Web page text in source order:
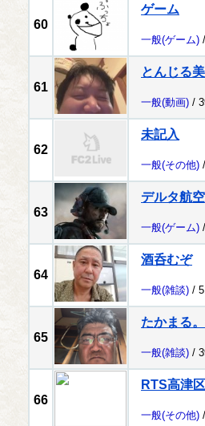
60
ゲーム
一般(ゲーム)
61
とんじる
一般(動画) /
62
未記入
一般(その他)
63
デルタ航空
一般(ゲーム)
64
酒呑むぞ
一般(雑談) /
65
たかまる
一般(雑談) /
66
RTS高津
一般(その他)